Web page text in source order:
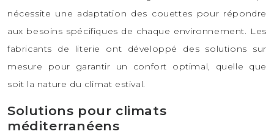
nécessite une adaptation des couettes pour répondre
aux besoins spécifiques de chaque environnement. Les
fabricants de literie ont développé des solutions sur
mesure pour garantir un confort optimal, quelle que
soit la nature du climat estival.
Solutions pour climats
méditerranéens